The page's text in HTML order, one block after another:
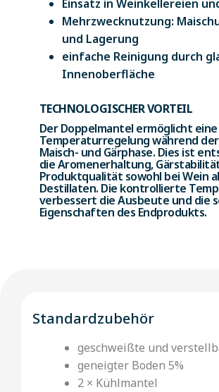
Einsatz in Weinkellereien
Mehrzwecknutzung:
und Lagerung
einfache Reinigung durch
Innenoberfläche
TECHNOLOGISCHER VORTEIL
Der Doppelmantel ermöglicht
Temperaturregelung während
Maisch- und Gärphase. Dies ist
die Aromenerhaltung,
Produktqualität sowohl bei Wein
Destillaten. Die kontrollierte
verbessert die Ausbeute und die
Eigenschaften des Endprodukts.
Standardzubehör
geschweißte und
geneigter Boden 5%
2 × Kühlmantel